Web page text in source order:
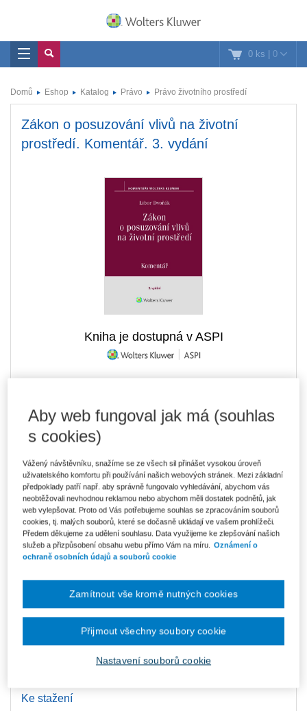
0 ks | 0
Domů Eshop Katalog Právo Právo životního prostředí
Zákon o posuzování vlivů na životní
prostředí. Komentář. 3. vydání
Kniha je dostupná v ASPI
Ušetříte 154 Kč
DMOC 1 029 Kč
Skladem- expedice do 2 pracovních dnů
V prodeji - ihned k dispozici
Co je Smarteca?
Kde najdu soubory e-knih?
1 247 Kč
Ušetříte 657 Kč
Balíček - Tištěná kniha + E-kniha
Smarteca + soubory ke stažení
Skladem- expedice do 2 pracovních dnů
Upozorňujeme, že v období od 1.8. do 21.8. z technických
ks Vložit do košíku
Ke stažení
Aby web fungoval jak má (souhlas
s cookies)
Vážený návštěvníku, snažíme se ze všech sil přinášet vysokou úroveň
uživatelského komfortu při používání našich webových stránek. Mezi základní
předpoklady patří např. aby správně fungovalo vyhledávání, abychom vás
neobtěžovali nevhodnou reklamou nebo abychom měli dostatek podnětů, jak
web vylepšovat. Proto od Vás potřebujeme souhlas se zpracováním souborů
cookies, tj. malých souborů, které se dočasně ukládají ve vašem prohlížeči.
Předem děkujeme za udělení souhlasu. Data využijeme ke zlepšování našich
služeb a přizpůsobení obsahu webu přímo Vám na míru. Oznámení o
ochraně osobních údajů a souborů cookie
Nastavení souborů cookie
Zamítnout vše kromě nutných cookies
Přijmout všechny soubory cookie